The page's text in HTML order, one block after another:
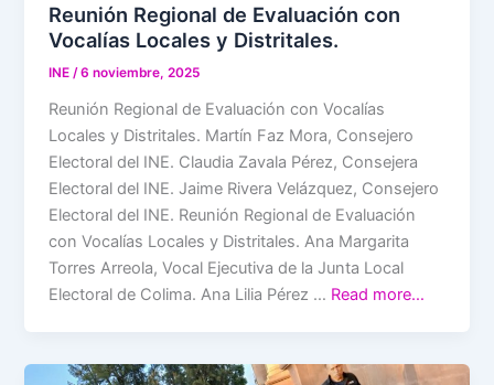
Reunión Regional de Evaluación con
Vocalías Locales y Distritales.
INE/6 noviembre, 2025
Reunión Regional de Evaluación con Vocalías
Locales y Distritales. Martín Faz Mora, Consejero
Electoral del INE. Claudia Zavala Pérez, Consejera
Electoral del INE. Jaime Rivera Velázquez, Consejero
Electoral del INE. Reunión Regional de Evaluación
con Vocalías Locales y Distritales. Ana Margarita
Torres Arreola, Vocal Ejecutiva de la Junta Local
Electoral de Colima. Ana Lilia Pérez … Read more…